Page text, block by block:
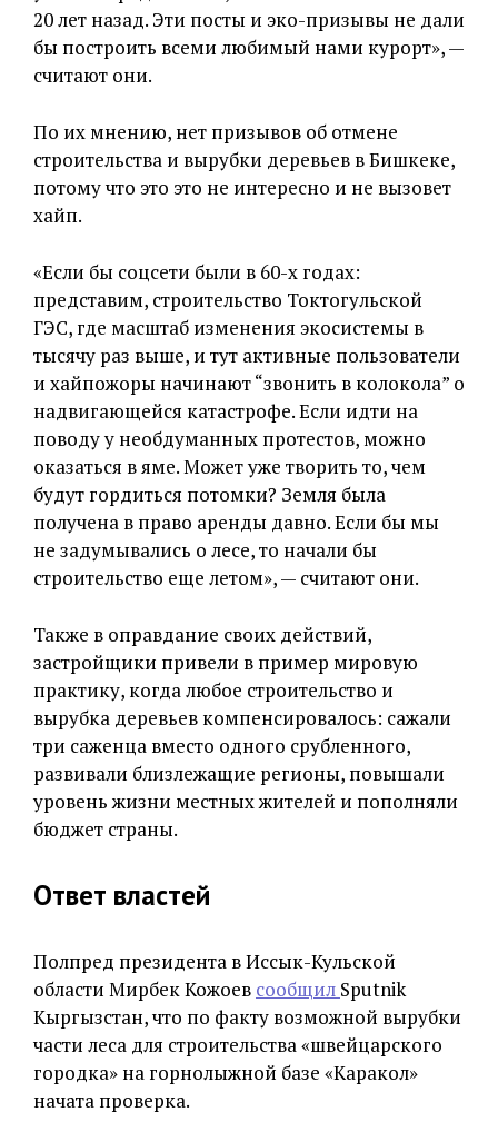
20 лет назад. Эти посты и эко-призывы не дали
бы построить всеми любимый нами курорт», —
считают они.
По их мнению, нет призывов об отмене
строительства и вырубки деревьев в Бишкеке,
потому что это это не интересно и не вызовет
хайп.
«Если бы соцсети были в 60-х годах:
представим, строительство Токтогульской
ГЭС, где масштаб изменения экосистемы в
тысячу раз выше, и тут активные пользователи
и хайпожоры начинают “звонить в колокола” о
надвигающейся катастрофе. Если идти на
поводу у необдуманных протестов, можно
оказаться в яме. Может уже творить то, чем
будут гордиться потомки? Земля была
получена в право аренды давно. Если бы мы
не задумывались о лесе, то начали бы
строительство еще летом», — считают они.
Также в оправдание своих действий,
застройщики привели в пример мировую
практику, когда любое строительство и
вырубка деревьев компенсировалось: сажали
три саженца вместо одного срубленного,
развивали близлежащие регионы, повышали
уровень жизни местных жителей и пополняли
бюджет страны.
Ответ властей
Полпред президента в Иссык-Кульской
области Мирбек Кожоев сообщил Sputnik
Кыргызстан, что по факту возможной вырубки
части леса для строительства «швейцарского
городка» на горнолыжной базе «Каракол»
начата проверка.